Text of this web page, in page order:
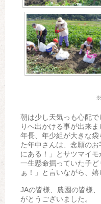
※
朝は少し天気っも心配
りへ出かける事が出来ま
年長、年少組が大きな
た年中さんは、念願の
にある！」とサツマイモ
一生懸命掘っていた子
ぁ！」と言いながら、嬉
JAの皆様、農園の皆様
がとうございました。